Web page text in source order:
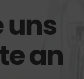
uns
an